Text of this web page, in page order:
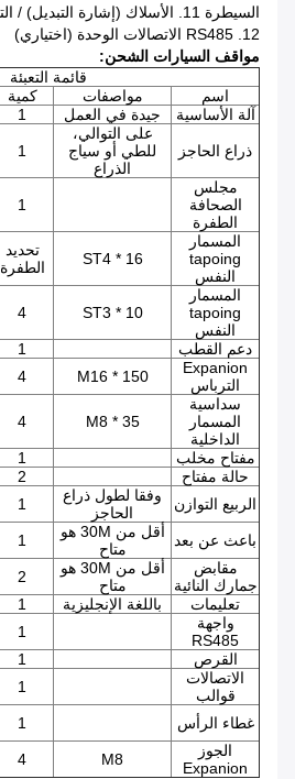
السيطرة 11. الأسلاك (إشارة التبديل) / التحكم عن بعد (418MHZ)
12. RS485 الاتصالات الوحدة (اختياري)
مواقف السيارات الشحن:
قائمة التعبئة
اسم
مواصفات كمية
آلة الأساسية
جيدة في العمل 1
ذراع الحاجز
على التوالي،
للطي أو سياج
الذراع
1
مجلس
الصحافة
الطفرة
1
المسمار
tapoing
النفس
ST4 * 16
تحديد
الطفرة
المسمار
tapoing
النفس
ST3 * 10
4
دعم القطب 1
Expanion
الترباس
M16 * 150
4
سداسية
المسمار
الداخلية
M8 * 35
4
مفتاح مخلب 1
حالة مفتاح
2
الربيع التوازن
وفقا لطول ذراع
الحاجز
1
باعث عن بعد
أقل من 30M هو
متاح
1
مقابض
جمارك النائية
أقل من 30M هو
متاح
2
تعليمات
باللغة الإنجليزية 1
واجهة
RS485
1
القرص
1
الاتصالات
قوالب
1
غطاء الرأس 1
الجوز
Expanion
M8
4